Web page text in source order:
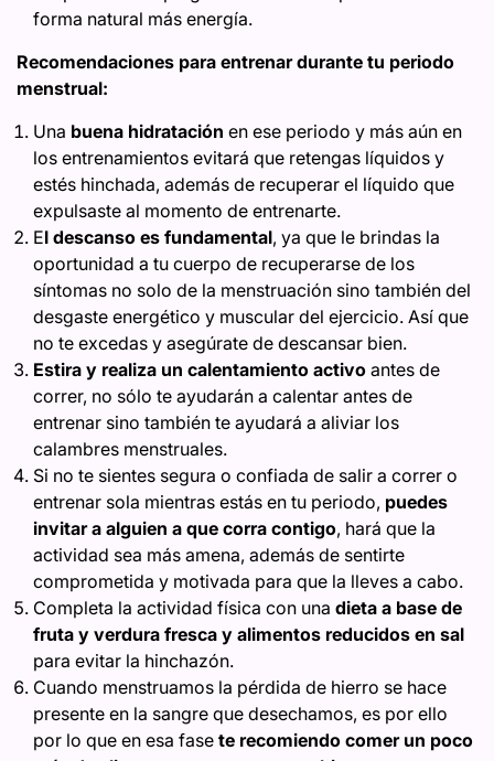
forma natural más energía.
Recomendaciones para entrenar durante tu periodo
menstrual:
Una buena hidratación en ese periodo y más aún en
los entrenamientos evitará que retengas líquidos y
estés hinchada, además de recuperar el líquido que
expulsaste al momento de entrenarte.
El descanso es fundamental, ya que le brindas la
oportunidad a tu cuerpo de recuperarse de los
síntomas no solo de la menstruación sino también del
desgaste energético y muscular del ejercicio. Así que
no te excedas y asegúrate de descansar bien.
Estira y realiza un calentamiento activo antes de
correr, no sólo te ayudarán a calentar antes de
entrenar sino también te ayudará a aliviar los
calambres menstruales.
Si no te sientes segura o confiada de salir a correr o
entrenar sola mientras estás en tu periodo, puedes
invitar a alguien a que corra contigo, hará que la
actividad sea más amena, además de sentirte
comprometida y motivada para que la lleves a cabo.
Completa la actividad física con una dieta a base de
fruta y verdura fresca y alimentos reducidos en sal
para evitar la hinchazón.
Cuando menstruamos la pérdida de hierro se hace
presente en la sangre que desechamos, es por ello
por lo que en esa fase te recomiendo comer un poco